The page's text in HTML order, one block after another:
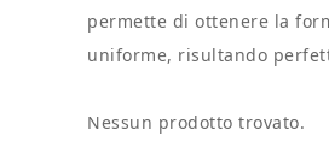
permette di ottenere la
uniforme, risultando
Nessun prodotto trovato.